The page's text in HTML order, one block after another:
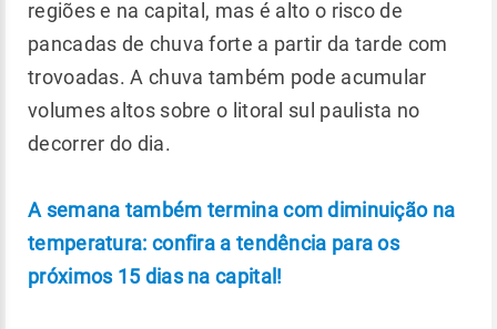
regiões e na capital, mas é alto o risco de
pancadas de chuva forte a partir da tarde com
trovoadas. A chuva também pode acumular
volumes altos sobre o litoral sul paulista no
decorrer do dia.
A semana também termina com diminuição na
temperatura: confira a tendência para os
próximos 15 dias na capital!